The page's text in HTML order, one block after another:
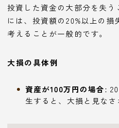
投資した資金の大部分を失
には、投資額の20%以上の損
考えることが一般的です。
大損の具体例
資産が100万円の場合:
生すると、大損と見なさ